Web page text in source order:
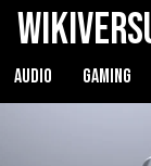
AUDIO GAMING